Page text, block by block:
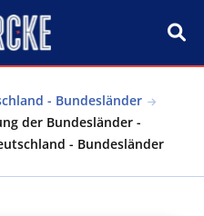
- Bundesländer
der Bundesländer -
- Bundesländer